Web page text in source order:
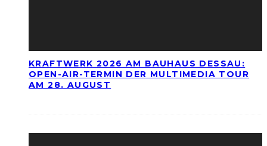
KRAFTWERK 2026 AM BAUHAUS DESSAU:
OPEN-AIR-TERMIN DER MULTIMEDIA TOUR
AM 28. AUGUST